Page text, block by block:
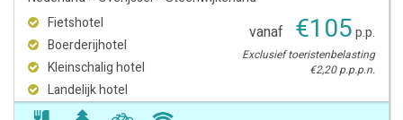
Fietshotel
Boerderijhotel
Kleinschalig hotel
Landelijk hotel
vanaf €105p.p.
Exclusief toeristenbelasting
€2,20 p.p.p.n.